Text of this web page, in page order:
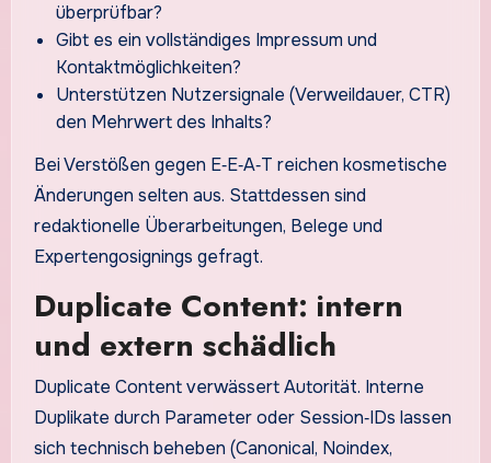
überprüfbar?
Gibt es ein vollständiges Impressum und
Kontaktmöglichkeiten?
Unterstützen Nutzersignale (Verweildauer, CTR)
den Mehrwert des Inhalts?
Bei Verstößen gegen E‑E‑A‑T reichen kosmetische
Änderungen selten aus. Stattdessen sind
redaktionelle Überarbeitungen, Belege und
Expertengosignings gefragt.
Duplicate Content: intern
und extern schädlich
Duplicate Content verwässert Autorität. Interne
Duplikate durch Parameter oder Session‑IDs lassen
sich technisch beheben (Canonical, Noindex,